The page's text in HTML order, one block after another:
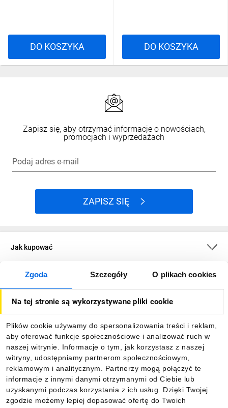
Zgoda Szczegóły O plikach cookies
Na tej stronie są wykorzystywane pliki cookie
Plików cookie używamy do spersonalizowania treści i reklam,
aby oferować funkcje społecznościowe i analizować ruch w
naszej witrynie. Informacje o tym, jak korzystasz z naszej
witryny, udostępniamy partnerom społecznościowym,
reklamowym i analitycznym. Partnerzy mogą połączyć te
informacje z innymi danymi otrzymanymi od Ciebie lub
uzyskanymi podczas korzystania z ich usług. Dzięki Twojej
zgodzie możemy lepiej dopasować ofertę do Twoich
DO KOSZYKA DO KOSZYKA
Zapisz się, aby otrzymać informacje o nowościach,
promocjach i wyprzedażach
Podaj adres e-mail
ZAPISZ SIĘ
Jak kupować
O firmie
Informacje
Pobierz naszą aplikację mobilną: